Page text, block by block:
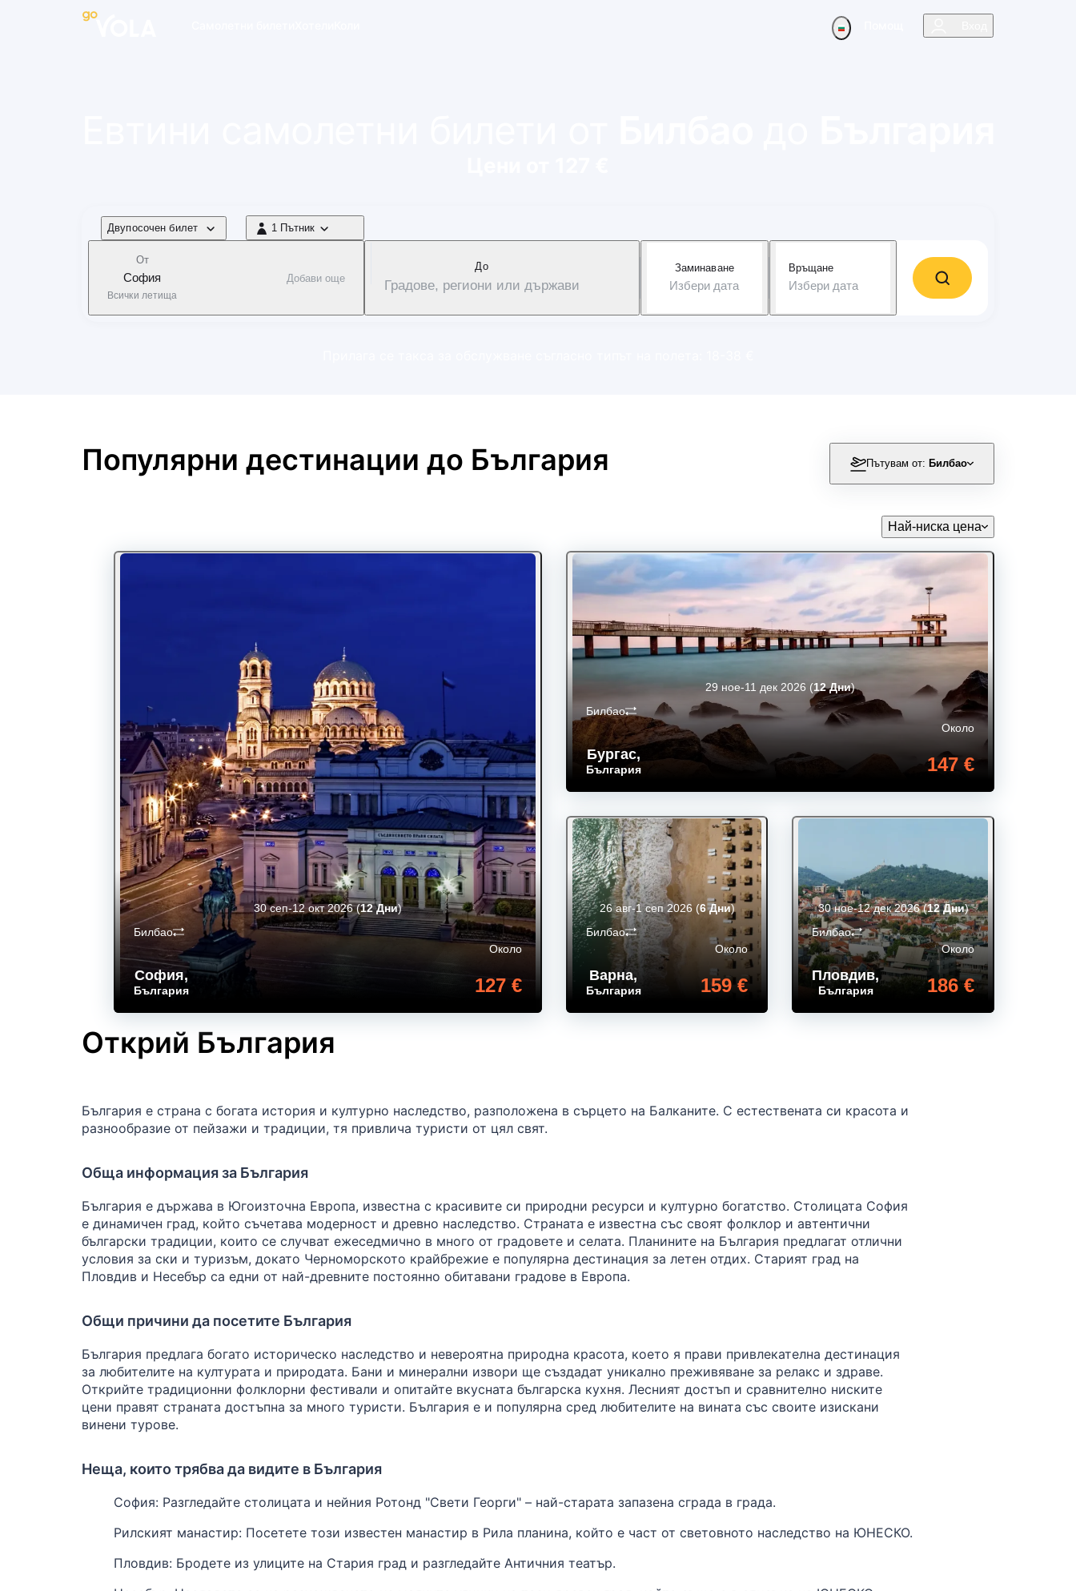
навигацията
Тип полет
Двупосочен билет 1 Пътник
1 Пътник
От
София
Всички летища
Добави още
Дo
Градове, региони или държави
Заминаване
Избери дата
Връщане
Избери дата
Популярни дестинации до България Пътувам от: Билбао
Най-ниска цена
София,
България
Около
127 €
Билбао
30 сеп-12 окт 2026(12 Дни)
Бургас,
България
Около
147 €
Билбао
29 ное-11 дек 2026 (12 Дни)
Варна,
България
Около
159 €
Билбао
26 авг-1 сеп 2026 (6 Дни)
Пловдив,
България
Около
186 €
Билбао
30 ное-12 дек 2026(12 Дни)
Открий България
България е страна с богата история и културно наследство, разположена в сърцето на Балканите. С естествената си красота и
разнообразие от пейзажи и традиции, тя привлича туристи от цял свят.
Обща информация за България
България е държава в Югоизточна Европа, известна с красивите си природни ресурси и културно богатство. Столицата София
е динамичен град, който съчетава модерност и древно наследство. Страната е известна със своят фолклор и автентични
български традиции, които се случват ежеседмично в много от градовете и селата. Планините на България предлагат отлични
условия за ски и туризъм, докато Черноморското крайбрежие е популярна дестинация за летен отдих. Старият град на
Пловдив и Несебър са едни от най-древните постоянно обитавани градове в Европа.
Общи причини да посетите България
България предлага богато историческо наследство и невероятна природна красота, което я прави привлекателна дестинация
за любителите на културата и природата. Бани и минерални извори ще създадат уникално преживяване за релакс и здраве.
Открийте традиционни фолклорни фестивали и опитайте вкусната българска кухня. Лесният достъп и сравнително ниските
цени правят страната достъпна за много туристи. България е и популярна сред любителите на вината със своите изискани
винени турове.
Неща, които трябва да видите в България
София: Разгледайте столицата и нейния Ротонд "Свети Георги" – най-старата запазена сграда в града.
Рилският манастир: Посетете този известен манастир в Рила планина, който е част от световното наследство на ЮНЕСКО.
Пловдив: Бродете из улиците на Стария град и разгледайте Античния театър.